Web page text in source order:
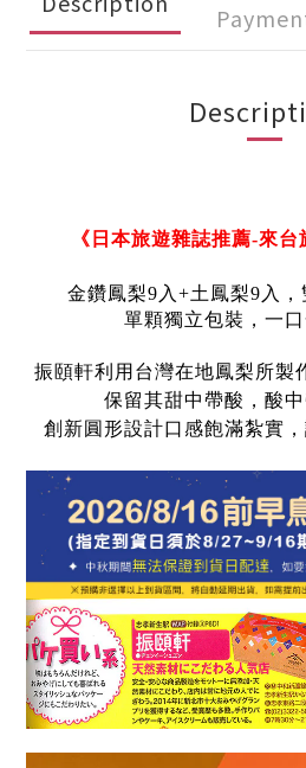
《日本旅遊雜誌推薦-來台
金鑽鳳梨9入+土鳳梨9入
單顆獨立包裝，一
振頤軒利用台灣在地鳳梨所製
保留其甜中帶酸，酸
創新圓形設計口感飽滿紮實